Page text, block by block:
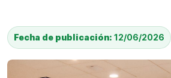
Fecha de publicación: 12/06/2026